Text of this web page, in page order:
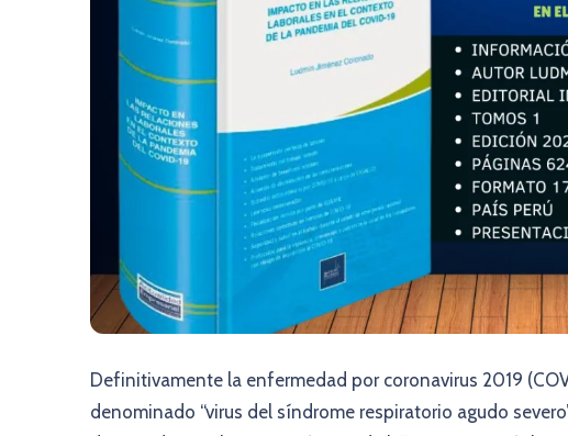
Definitivamente la enfermedad por coronavirus 2019
denominado “virus del síndrome respiratorio agudo